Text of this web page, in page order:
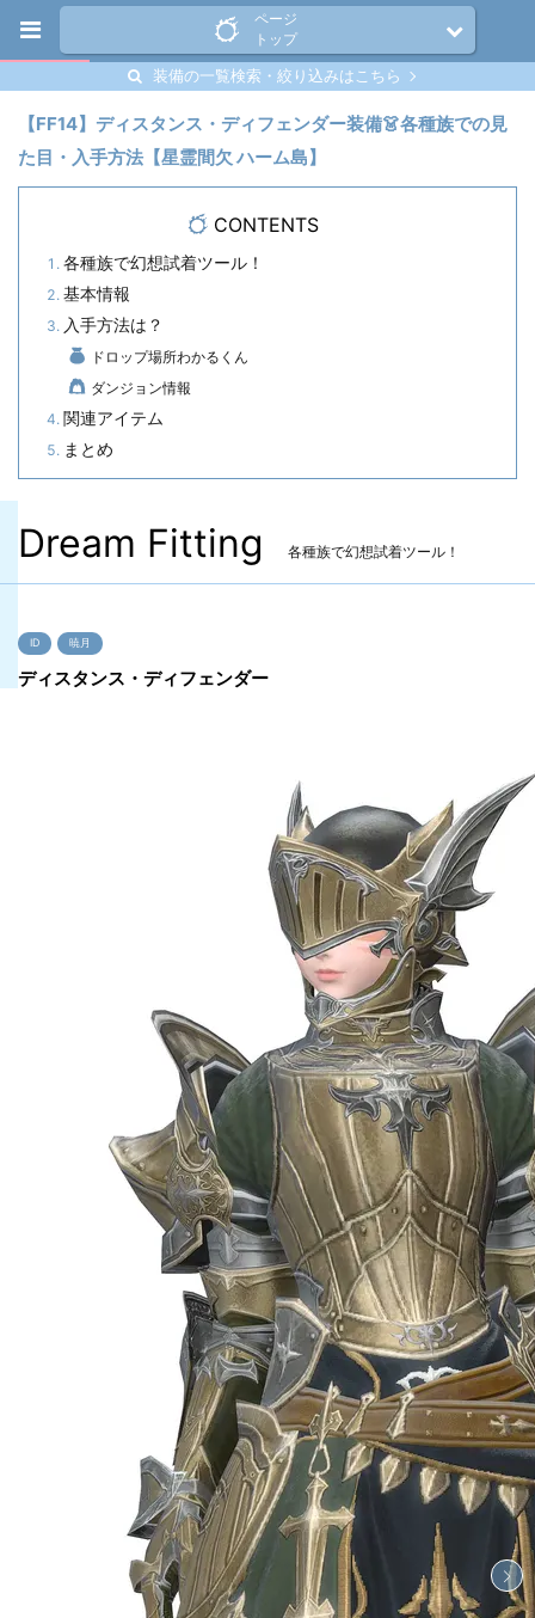
ページ
トップ
装備の一覧検索・絞り込みはこちら
【FF14】ディスタンス・ディフェンダー装備👗各種族での見
た目・入手方法【星霊間欠 ハーム島】
CONTENTS
各種族で幻想試着ツール！
基本情報
入手方法は？
ドロップ場所わかるくん
ダンジョン情報
関連アイテム
まとめ
Dream Fitting 各種族で幻想試着ツール！
ID 暁月
ディスタンス・ディフェンダー